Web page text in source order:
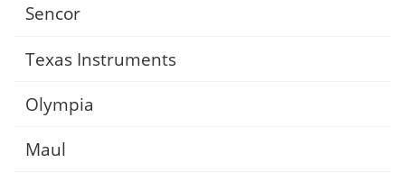
Sencor
Texas Instruments
Olympia
Maul